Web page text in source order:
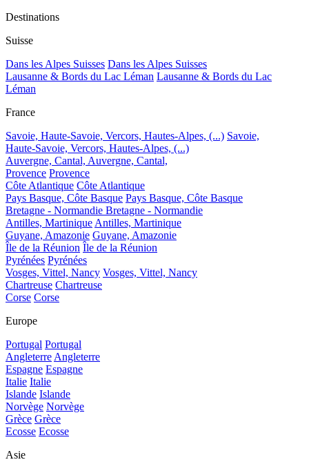
Destinations
Suisse
Dans les Alpes Suisses Dans les Alpes Suisses
Lausanne & Bords du Lac Léman Lausanne & Bords du Lac
Léman
France
Savoie, Haute-Savoie, Vercors, Hautes-Alpes, (...) Savoie,
Haute-Savoie, Vercors, Hautes-Alpes, (...)
Auvergne, Cantal, Auvergne, Cantal,
Provence Provence
Côte Atlantique Côte Atlantique
Pays Basque, Côte Basque Pays Basque, Côte Basque
Bretagne - Normandie Bretagne - Normandie
Antilles, Martinique Antilles, Martinique
Guyane, Amazonie Guyane, Amazonie
Île de la Réunion Île de la Réunion
Pyrénées Pyrénées
Vosges, Vittel, Nancy Vosges, Vittel, Nancy
Chartreuse Chartreuse
Corse Corse
Europe
Portugal Portugal
Angleterre Angleterre
Espagne Espagne
Italie Italie
Islande Islande
Norvège Norvège
Grèce Grèce
Ecosse Ecosse
Asie